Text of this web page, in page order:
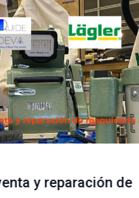
y reparación de